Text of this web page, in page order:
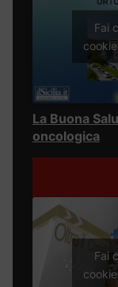
Fai
La Buona
oncologica
Fai